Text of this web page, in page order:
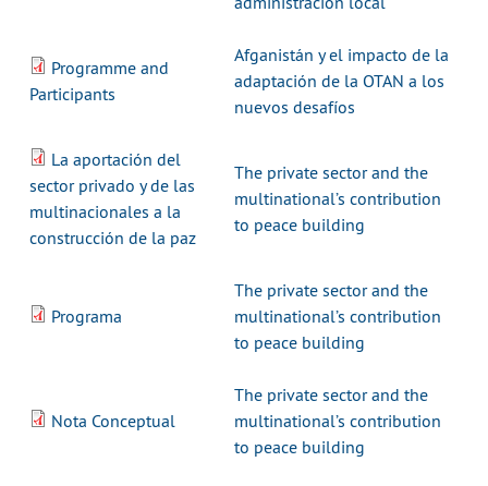
Programme and
Participants
Afganistán y el impacto de la
adaptación de la OTAN a los
nuevos desafíos
La aportación del
sector privado y de las
multinacionales a la
construcción de la paz
The private sector and the
multinational’s contribution
to peace building
Programa
The private sector and the
multinational’s contribution
to peace building
Nota Conceptual
The private sector and the
multinational’s contribution
to peace building